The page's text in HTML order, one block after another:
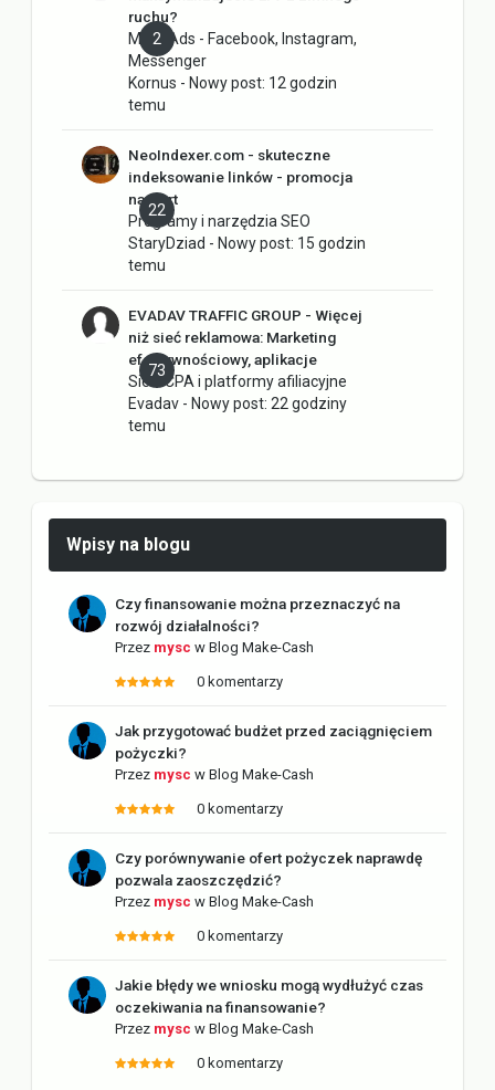
2
ruchu?
Meta Ads - Facebook, Instagram,
Messenger
Kornus - Nowy post: 12 godzin
temu
22
NeoIndexer.com - skuteczne
indeksowanie linków - promocja
na start
Programy i narzędzia SEO
StaryDziad - Nowy post: 15 godzin
temu
73
EVADAV TRAFFIC GROUP - Więcej
niż sieć reklamowa: Marketing
efektywnościowy, aplikacje
Sieci CPA i platformy afiliacyjne
Evadav - Nowy post: 22 godziny
temu
Wpisy na blogu
Czy finansowanie można przeznaczyć na
rozwój działalności?
Przez mysc w Blog Make-Cash
0 komentarzy
Jak przygotować budżet przed zaciągnięciem
pożyczki?
Przez mysc w Blog Make-Cash
0 komentarzy
Czy porównywanie ofert pożyczek naprawdę
pozwala zaoszczędzić?
Przez mysc w Blog Make-Cash
0 komentarzy
Jakie błędy we wniosku mogą wydłużyć czas
oczekiwania na finansowanie?
Przez mysc w Blog Make-Cash
0 komentarzy